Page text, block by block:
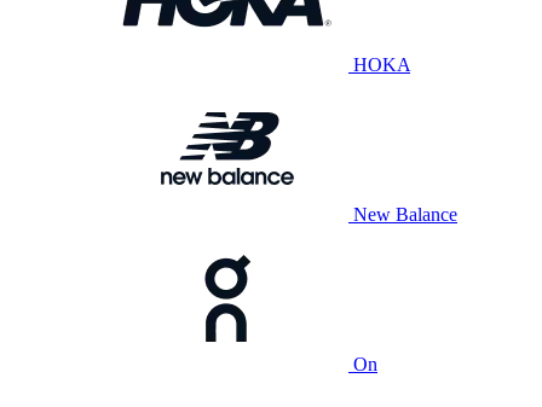
HOKA
New Balance
On